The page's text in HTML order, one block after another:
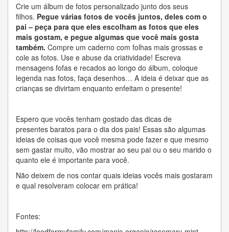
Crie um álbum de fotos personalizado junto dos seus
filhos. Pegue várias fotos de vocês juntos, deles com o
pai – peça para que eles escolham as fotos que eles
mais gostam, e pegue algumas que você mais gosta
também. Compre um caderno com folhas mais grossas e
cole as fotos. Use e abuse da criatividade! Escreva
mensagens fofas e recados ao longo do álbum, coloque
legenda nas fotos, faça desenhos… A ideia é deixar que as
crianças se divirtam enquanto enfeitam o presente!
Espero que vocês tenham gostado das dicas de
presentes baratos para o dia dos pais! Essas são algumas
ideias de coisas que você mesma pode fazer e que mesmo
sem gastar muito, vão mostrar ao seu pai ou o seu marido o
quanto ele é importante para você.
Não deixem de nos contar quais ideias vocês mais gostaram
e qual resolveram colocar em prática!
Fontes: